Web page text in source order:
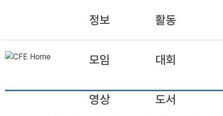
정보 활동
모임 대회
영상 도서